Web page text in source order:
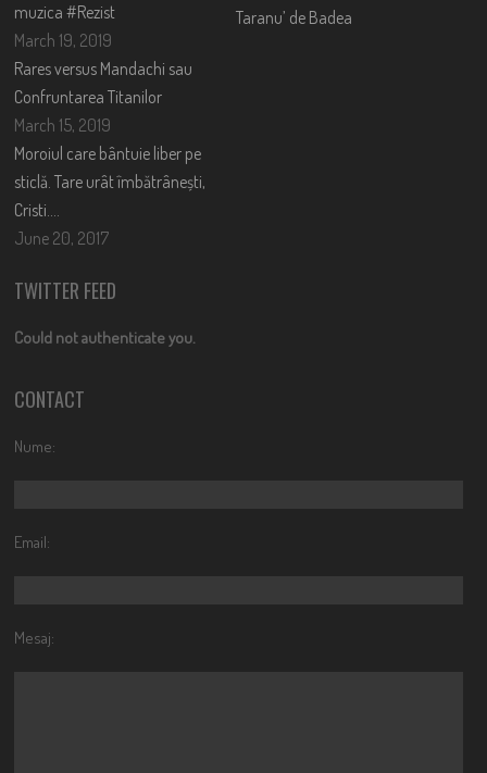
muzica #Rezist
March 19, 2019
Rares versus Mandachi sau
Confruntarea Titanilor
March 15, 2019
Moroiul care bântuie liber pe
sticlă. Tare urât îmbătrânești,
Cristi….
June 20, 2017
Taranu’ de Badea
TWITTER FEED
Could not authenticate you.
CONTACT
Nume:
Email:
Mesaj: